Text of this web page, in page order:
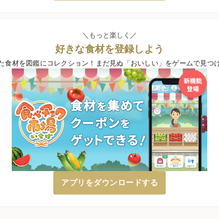
＼もっと楽しく／
好きな食材を登録しよう
食材を図鑑にコレクション！ まだ見ぬ「おいしい」をゲームで見つ
アプリをダウンロードする